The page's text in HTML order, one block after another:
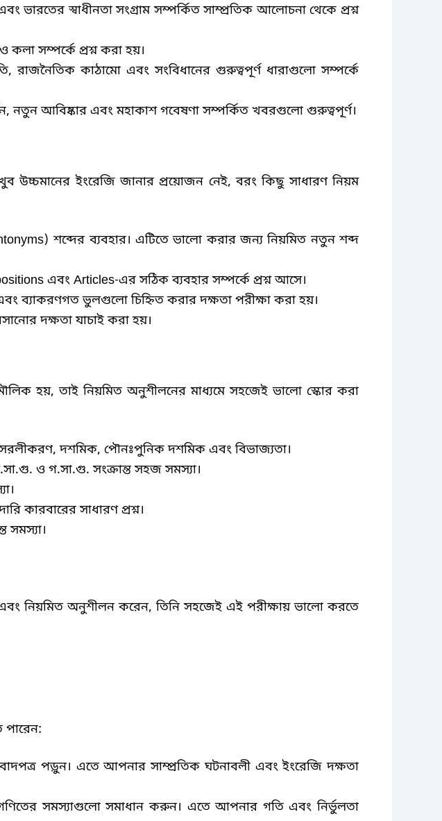
ভারতের স্বাধীনতা সংগ্রাম সম্পর্কিত সাম্প্রতিক আলোচনা থেকে প্রশ্ন
কলা সম্পর্কে প্রশ্ন করা হয়।
,রাজনৈতিক কাঠামো এবং সংবিধানের গুরুত্বপূর্ণ ধারাগুলো সম্পর্কে
,নতুন আবিষ্কার এবং মহাকাশ গবেষণা সম্পর্কিত খবরগুলো গুরুত্বপূর্ণ।
উচ্চমানের ইংরেজি জানার প্রয়োজন নেই,বরং কিছু সাধারণ নিয়ম
শব্দের ব্যবহার। এটিতে ভালো করার জন্য নিয়মিত নতুন শব্দ
এবং Articles-এর সঠিক ব্যবহার সম্পর্কে প্রশ্ন আসে।
ব্যাকরণগত ভুলগুলো চিহ্নিত করার দক্ষতা পরীক্ষা করা হয়।
দক্ষতা যাচাই করা হয়।
হয়,তাই নিয়মিত অনুশীলনের মাধ্যমে সহজেই ভালো স্কোর করা
,দশমিক, পৌনঃপুনিক দশমিক এবং বিভাজ্যতা।
.সা.গু. ও গ.সা.গু.সংক্রান্ত সহজ সমস্যা।
কারবারের সাধারণ প্রশ্ন।
সমস্যা।
এবং নিয়মিত অনুশীলন করেন,তিনি সহজেই এই পরীক্ষায় ভালো করতে
:
পড়ুন। এতে আপনার সাম্প্রতিক ঘটনাবলী এবং ইংরেজি দক্ষতা
সমস্যাগুলো সমাধান করুন। এতে আপনার গতি এবং নির্ভুলতা